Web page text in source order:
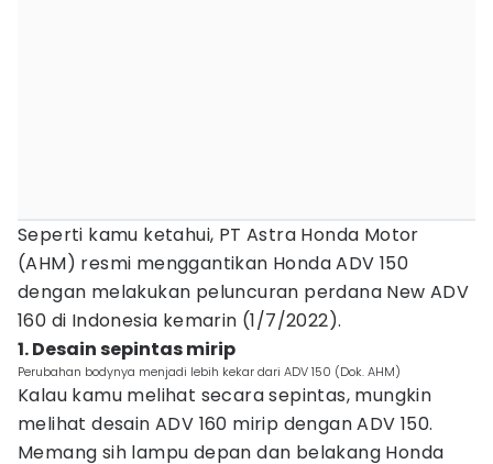
Seperti kamu ketahui, PT Astra Honda Motor
(AHM) resmi menggantikan Honda ADV 150
dengan melakukan peluncuran perdana New ADV
160 di Indonesia kemarin (1/7/2022).
1. Desain sepintas mirip
Perubahan bodynya menjadi lebih kekar dari ADV 150 (Dok. AHM)
Kalau kamu melihat secara sepintas, mungkin
melihat desain ADV 160 mirip dengan ADV 150.
Memang sih lampu depan dan belakang Honda